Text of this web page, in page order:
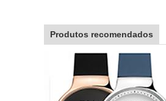
Produtos recomendados